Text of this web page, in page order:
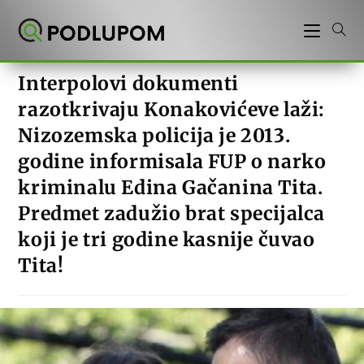
Interpolovi dokumenti
razotkrivaju Konakovićeve laži:
Nizozemska policija je 2013.
godine informisala FUP o narko
kriminalu Edina Gačanina Tita.
Predmet zadužio brat specijalca
koji je tri godine kasnije čuvao
Tita!